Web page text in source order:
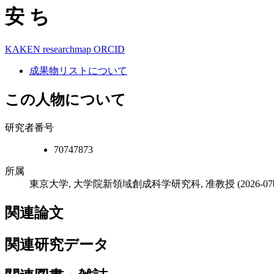
安 ち
KAKEN researchmap ORCID
成果物リストについて
この人物について
研究者番号
70747873
所属
東京大学, 大学院新領域創成科学研究科, 准教授 (2026-
関連論文
関連研究データ